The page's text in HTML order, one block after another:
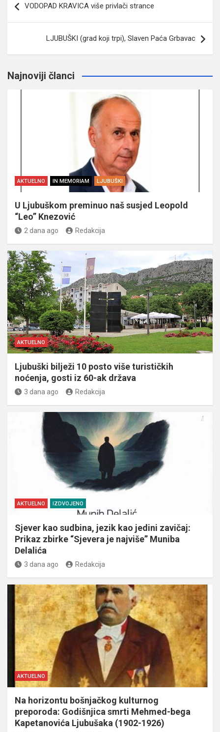
članaka
VODOPAD KRAVICA više privlači strance
LJUBUŠKI (grad koji trpi), Slaven Paća Grbavac
Najnoviji članci
AKTUELNO IN MEMORIAM LJUBUŠKI
U Ljubuškom preminuo naš susjed Leopold
“Leo” Knezović
2 dana ago Redakcija
AKTUELNO
Ljubuški bilježi 10 posto više turističkih
noćenja, gosti iz 60-ak država
3 dana ago Redakcija
AKTUELNO IZDVOJENO
Sjever kao sudbina, jezik kao jedini zavičaj:
Prikaz zbirke “Sjevera je najviše” Muniba
Delalića
3 dana ago Redakcija
AKTUELNO
Na horizontu bošnjačkog kulturnog
preporoda: Godišnjica smrti Mehmed-bega
Kapetanovića Ljubušaka (1902-1926)